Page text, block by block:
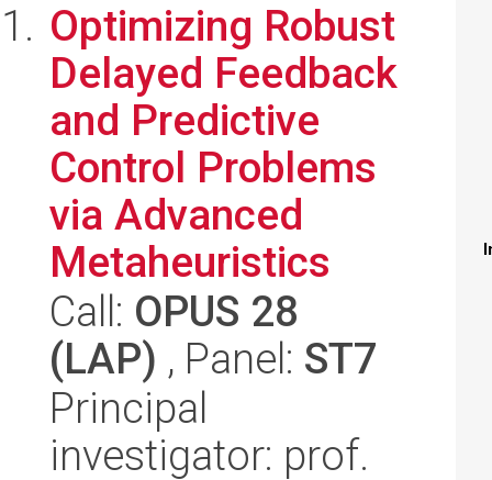
Optimizing Robust
Delayed Feedback
and Predictive
Control Problems
via Advanced
Metaheuristics
Call: OPUS 28
(LAP) , Panel: ST7
Principal
investigator: prof.